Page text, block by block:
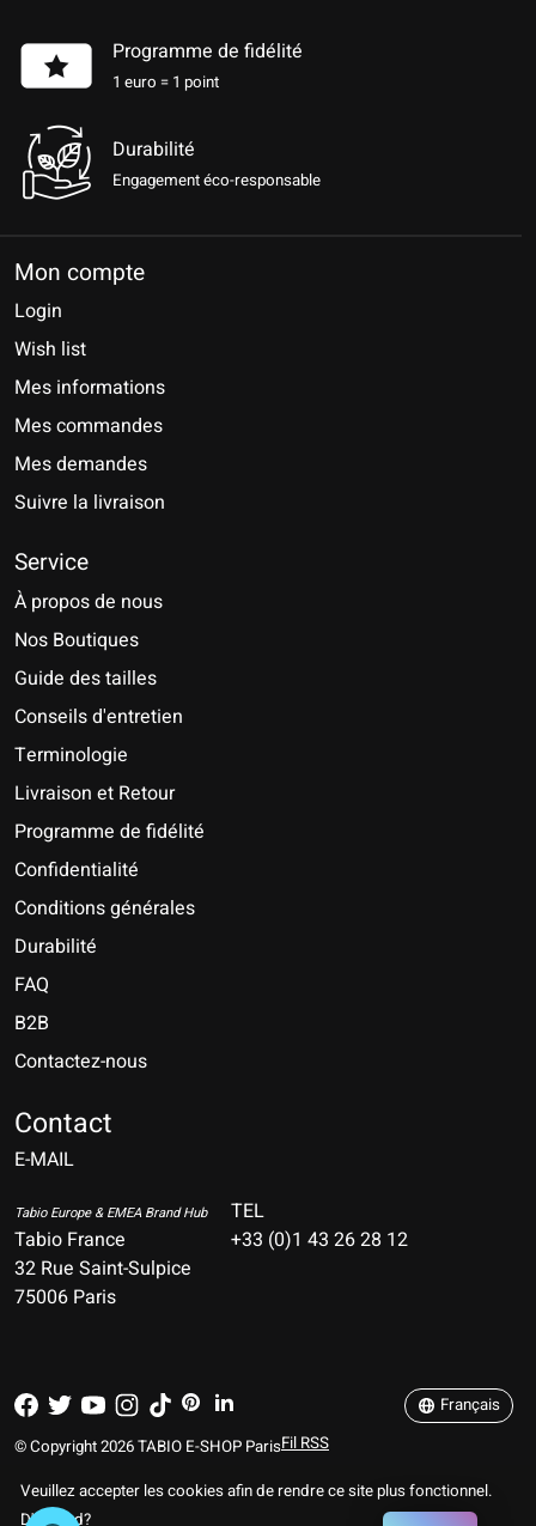
Programme de fidélité
1 euro = 1 point
Durabilité
Engagement éco-responsable
Mon compte
Login
Wish list
Mes informations
Mes commandes
Mes demandes
Suivre la livraison
Service
À propos de nous
Nos Boutiques
Guide des tailles
Conseils d'entretien
Terminologie
Livraison et Retour
Programme de fidélité
Confidentialité
Conditions générales
Durabilité
FAQ
B2B
Contactez-nous
Contact
E-MAIL
Tabio Europe & EMEA Brand Hub
Tabio France
32 Rue Saint-Sulpice
75006 Paris
TEL
+33 (0)1 43 26 28 12
© Copyright 2026 TABIO E-SHOP ParisFil RSS
Français
Veuillez accepter les cookies afin de rendre ce site plus fonctionnel.
D'accord?